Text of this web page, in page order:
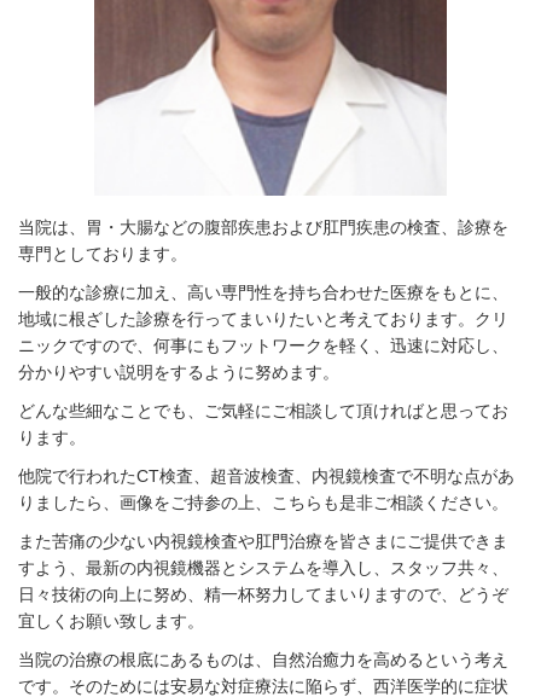
当院は、胃・大腸などの腹部疾患および肛門疾患の検査、診療を
専門としております。
一般的な診療に加え、高い専門性を持ち合わせた医療をもとに、
地域に根ざした診療を行ってまいりたいと考えております。クリ
ニックですので、何事にもフットワークを軽く、迅速に対応し、
分かりやすい説明をするように努めます。
どんな些細なことでも、ご気軽にご相談して頂ければと思ってお
ります。
他院で行われたCT検査、超音波検査、内視鏡検査で不明な点があ
りましたら、画像をご持参の上、こちらも是非ご相談ください。
また苦痛の少ない内視鏡検査や肛門治療を皆さまにご提供できま
すよう、最新の内視鏡機器とシステムを導入し、スタッフ共々、
日々技術の向上に努め、精一杯努力してまいりますので、どうぞ
宜しくお願い致します。
当院の治療の根底にあるものは、自然治癒力を高めるという考え
です。そのためには安易な対症療法に陥らず、 西洋医学的に症状